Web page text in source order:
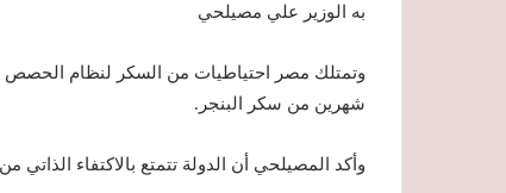
به الوزير علي مصيلحي
شهرين من سكر البنجر.
وأكد المصيلحي أن الدولة تتمتع بالاكتفاء الذاتي من السكر لعام 2021 بأكمله ، وبالتالي لن